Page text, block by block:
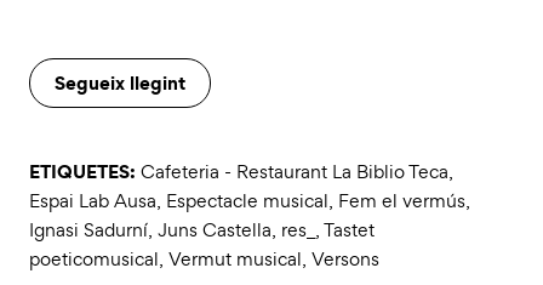
Segueix llegint
ETIQUETES: Cafeteria - Restaurant La Biblio Teca,
Espai Lab Ausa, Espectacle musical, Fem el vermús,
Ignasi Sadurní, Juns Castella, res_ ,Tastet
poeticomusical, Vermut musical, Versons